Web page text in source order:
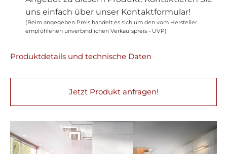
uns einfach über unser Kontaktformular!
(Beim angegeben Preis handelt es sich um den vom Hersteller
empfohlenen unverbindlichen Verkaufspreis - UVP)
Produktdetails und technische Daten
Jetzt Produkt anfragen!